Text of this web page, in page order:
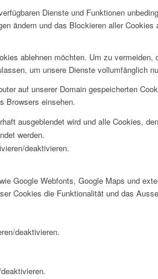
Dienste und Funktionen
ändern und das Blockieren aller
ablehnen möchten. Um zu
um unsere Dienste vollumfänglich
auf unserer Domain gespeicherten
Browsers einsehen.
ausgeblendet wird und alle Cookies,
werden.
deaktivieren.
Google Webfonts, Google Maps und
Cookies die Funktionalität und das
deaktivieren.